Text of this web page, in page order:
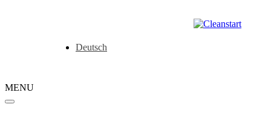
Deutsch
MENU